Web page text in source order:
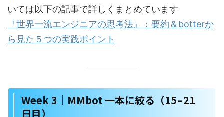
いては以下の記事で詳しくまとめています
『世界一流エンジニアの思考法』：要約＆botterか
ら見た５つの実践ポイント
Week 3｜MMbot 一本に絞る（15 – 21
日目）